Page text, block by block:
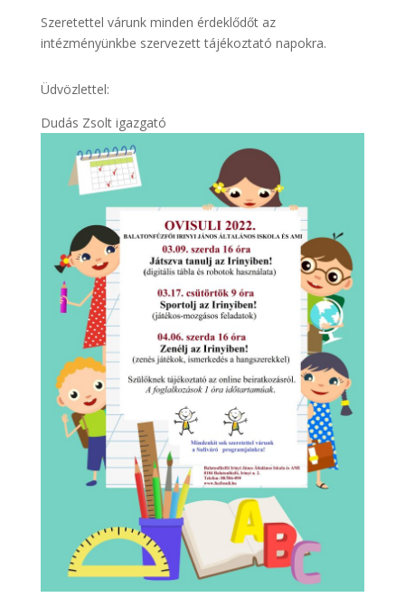
Szeretettel várunk minden érdeklődőt az
intézményünkbe szervezett tájékoztató napokra.
Üdvözlettel:
Dudás Zsolt igazgató